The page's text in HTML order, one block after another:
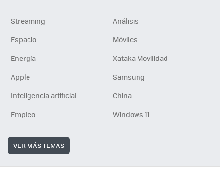
Streaming
Análisis
Espacio
Móviles
Energía
Xataka Movilidad
Apple
Samsung
Inteligencia artificial
China
Empleo
Windows 11
VER MÁS TEMAS